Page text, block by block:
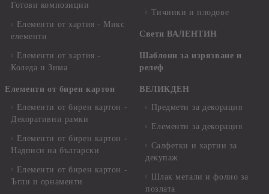
Готови композиции
Елементи от хартия - Микс
елементи
Елементи от хартия -
Коледа и Зима
Елементи от бирен картон
Елементи от бирен картон -
Декоративни рамки
Елементи от бирен картон -
Надписи на български
Елементи от бирен картон -
Ъгли и орнаменти
Тичинки и плодове
Свети ВАЛЕНТИН
Шаблони за изрязване и
релеф
ВЕЛИКДЕН
Предмети за декорация
Елементи за декорация
Салфетки и хартии за
декупаж
Шлак метали и фолио за
позлата